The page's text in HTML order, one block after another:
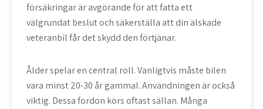
försäkringar är avgörande för att fatta ett
välgrundat beslut och säkerställa att din älskade
veteranbil får det skydd den förtjänar.
Ålder spelar en central roll. Vanligtvis måste bilen
vara minst 20-30 år gammal. Användningen är också
viktig. Dessa fordon körs oftast sällan. Många